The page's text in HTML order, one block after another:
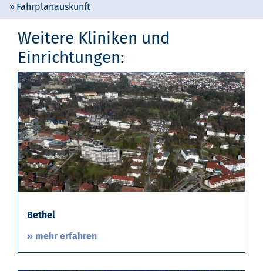
Fahrplanauskunft
Weitere Kliniken und
Einrichtungen:
Bethel
» mehr erfahren